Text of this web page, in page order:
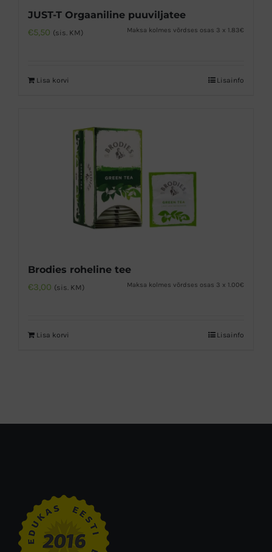
JUST-T Orgaaniline puuviljatee
€5,50 (sis. KM) Maksa kolmes võrdses osas 3 x 1.83€
Lisa korvi Lisainfo
Brodies roheline tee
€3,00 (sis. KM) Maksa kolmes võrdses osas 3 x 1.00€
Lisa korvi Lisainfo